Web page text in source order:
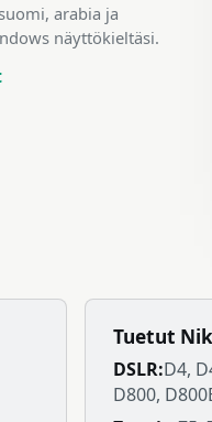
arabia ja
näyttökieltäsi.
Tuetut
DSLR:D4,
D800,